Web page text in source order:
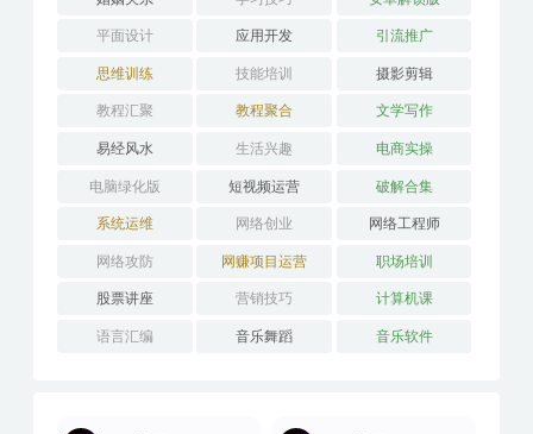
平面设计 应用开发 引流推广
思维训练 技能培训 摄影剪辑
教程汇聚 教程聚合 文学写作
易经风水 生活兴趣 电商实操
电脑绿化版 短视频运营 破解合集
系统运维 网络创业 网络工程师
网络攻防 网赚项目运营 职场培训
股票讲座 营销技巧 计算机课
语言汇编 音乐舞蹈 音乐软件